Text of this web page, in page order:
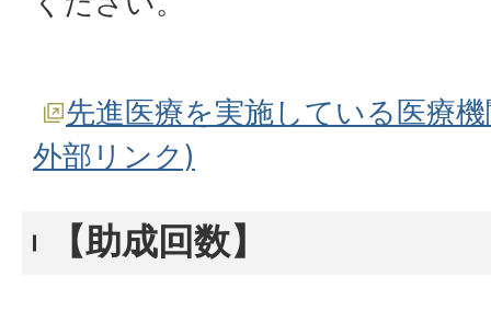
先進医療を実施している医療
外部リンク)
【助成回数】